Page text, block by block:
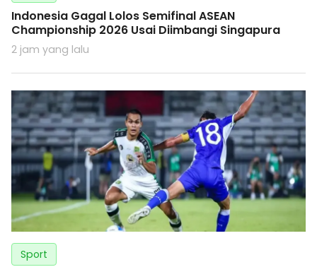
Indonesia Gagal Lolos Semifinal ASEAN
Championship 2026 Usai Diimbangi Singapura
2 jam yang lalu
Sport